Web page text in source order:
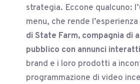
strategia. Eccone qualcuno:
menu, che rende
di State Farm, compagnia
pubblico con annunci
brand e i loro prodotti a
programmazione di video